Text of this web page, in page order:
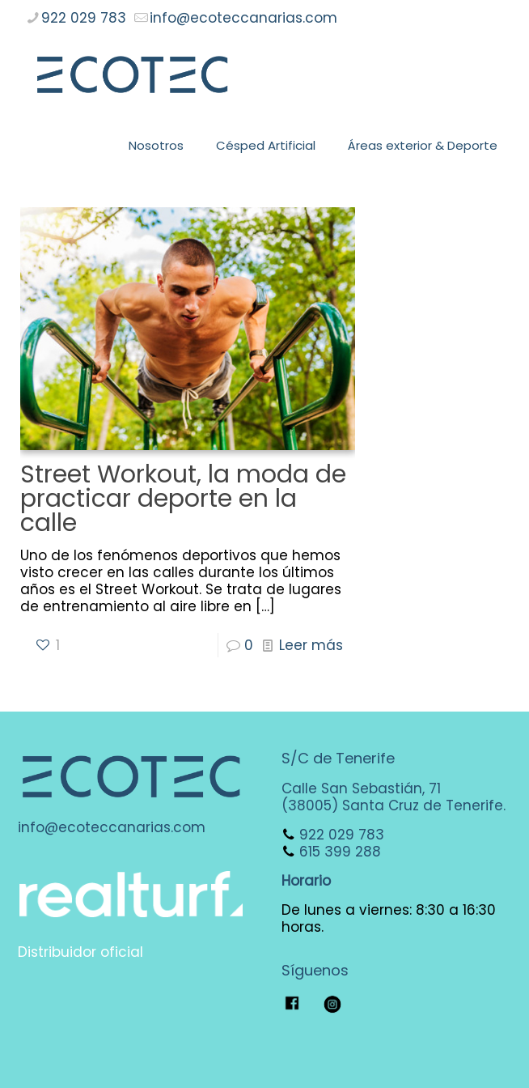
922 029 783 info@ecoteccanarias.com
Nosotros Césped Artificial Áreas exterior & Deporte
Street Workout, la moda de
practicar deporte en la
calle
Uno de los fenómenos deportivos que hemos
visto crecer en las calles durante los últimos
años es el Street Workout. Se trata de lugares
de entrenamiento al aire libre en […]
1
0 Leer más
info@ecoteccanarias.com
Distribuidor oficial
S/C de Tenerife
Calle San Sebastián, 71
(38005) Santa Cruz de Tenerife.
922 029 783
615 399 288
Horario
De lunes a viernes: 8:30 a 16:30
horas.
Síguenos